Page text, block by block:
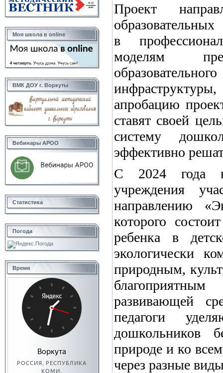
Моя школа в online
ВМК ДОУ г. Воркуты
Вебинары АРОО
Статистика
Погода
Время
Проект
в
моделям
апробацию
ставят своей
систему
эффективно
С 2024 года
учреждения
направлению
которого
ребенка в
экологически
природным,
развивающей
педагоги
дошкольников
природе и ко
через разные